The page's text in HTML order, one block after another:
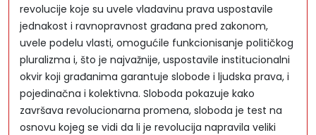
revolucije koje su uvele vladavinu prava uspostavile
jednakost i ravnopravnost građana pred zakonom,
uvele podelu vlasti, omogućile funkcionisanje političkog
pluralizma i, što je najvažnije, uspostavile institucionalni
okvir koji građanima garantuje slobode i ljudska prava, i
pojedinačna i kolektivna. Sloboda pokazuje kako
završava revolucionarna promena, sloboda je test na
osnovu kojeg se vidi da li je revolucija napravila veliki